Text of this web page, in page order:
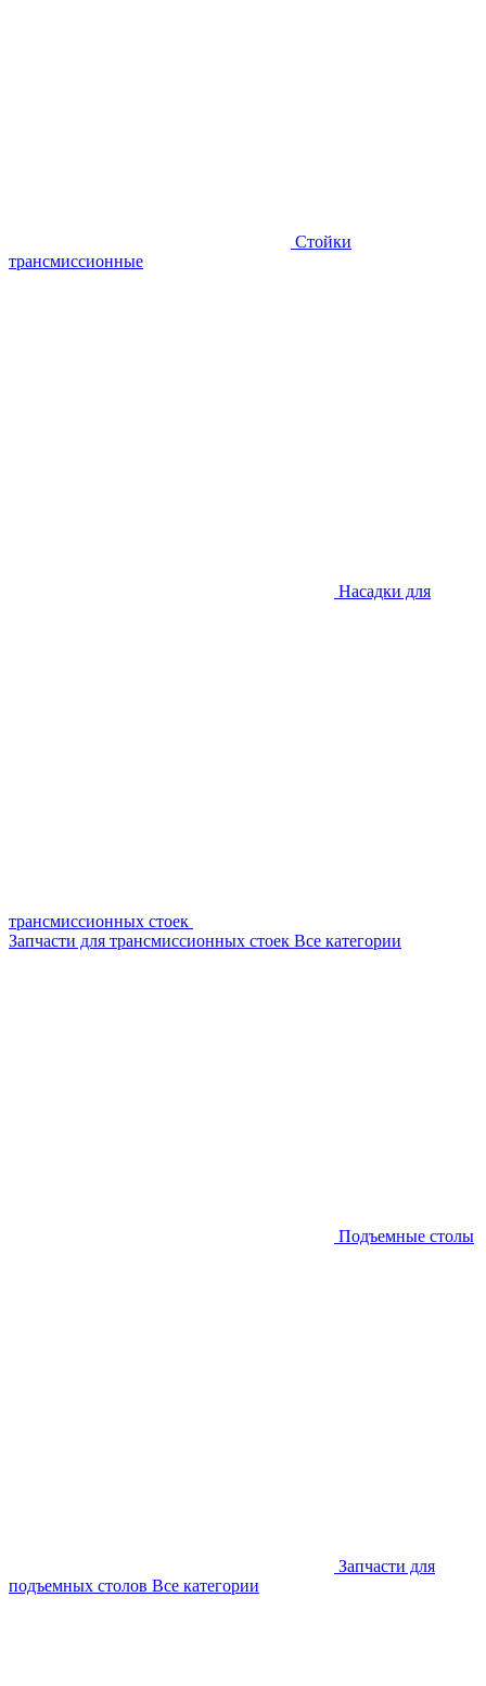
Стойки
трансмиссионные
Насадки для
трансмиссионных стоек
Запчасти для трансмиссионных стоек Все категории
Подъемные столы
Запчасти для
подъемных столов Все категории